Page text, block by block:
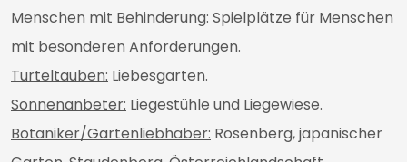
Menschen mit Behinderung: Spielplätze für Menschen
mit besonderen Anforderungen.
Turteltauben: Liebesgarten.
Sonnenanbeter: Liegestühle und Liegewiese.
Botaniker/Gartenliebhaber: Rosenberg, japanischer